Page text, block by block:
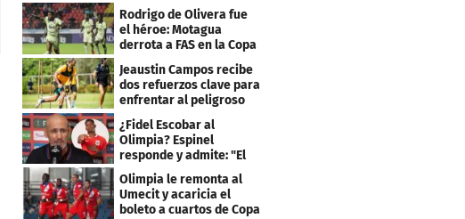
Rodrigo de Olivera fue
el héroe: Motagua
derrota a FAS en la Copa
Centroamericana
Jeaustin Campos recibe
dos refuerzos clave para
enfrentar al peligroso
Génesis FC
¿Fidel Escobar al
Olimpia? Espinel
responde y admite: "El
resultado fue corto"
Olimpia le remonta al
Umecit y acaricia el
boleto a cuartos de Copa